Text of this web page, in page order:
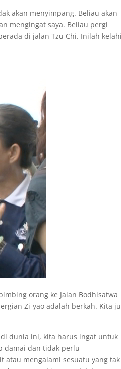
akan menyimpang. Beliau akan
mengingat saya. Beliau pergi
di jalan Tzu Chi. Inilah
orang ke Jalan Bodhisatwa
Zi-yao adalah berkah. Kita
dunia ini, kita harus ingat untuk
damai dan tidak perlu
atau mengalami sesuatu yang tak